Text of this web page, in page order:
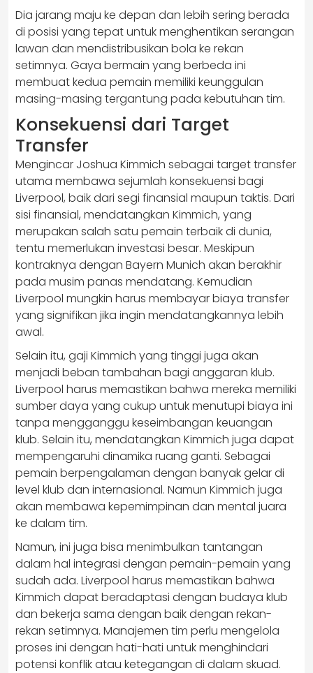
Dia jarang maju ke depan dan lebih sering berada
di posisi yang tepat untuk menghentikan serangan
lawan dan mendistribusikan bola ke rekan
setimnya. Gaya bermain yang berbeda ini
membuat kedua pemain memiliki keunggulan
masing-masing tergantung pada kebutuhan tim.
Konsekuensi dari Target
Transfer
Mengincar Joshua Kimmich sebagai target transfer
utama membawa sejumlah konsekuensi bagi
Liverpool, baik dari segi finansial maupun taktis. Dari
sisi finansial, mendatangkan Kimmich, yang
merupakan salah satu pemain terbaik di dunia,
tentu memerlukan investasi besar. Meskipun
kontraknya dengan Bayern Munich akan berakhir
pada musim panas mendatang. Kemudian
Liverpool mungkin harus membayar biaya transfer
yang signifikan jika ingin mendatangkannya lebih
awal.
Selain itu, gaji Kimmich yang tinggi juga akan
menjadi beban tambahan bagi anggaran klub.
Liverpool harus memastikan bahwa mereka memiliki
sumber daya yang cukup untuk menutupi biaya ini
tanpa mengganggu keseimbangan keuangan
klub. Selain itu, mendatangkan Kimmich juga dapat
mempengaruhi dinamika ruang ganti. Sebagai
pemain berpengalaman dengan banyak gelar di
level klub dan internasional. Namun Kimmich juga
akan membawa kepemimpinan dan mental juara
ke dalam tim.
Namun, ini juga bisa menimbulkan tantangan
dalam hal integrasi dengan pemain-pemain yang
sudah ada. Liverpool harus memastikan bahwa
Kimmich dapat beradaptasi dengan budaya klub
dan bekerja sama dengan baik dengan rekan-
rekan setimnya. Manajemen tim perlu mengelola
proses ini dengan hati-hati untuk menghindari
potensi konflik atau ketegangan di dalam skuad.